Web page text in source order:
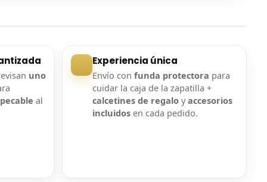
uno
al
Experiencia única
Envío confunda protectora para
cuidar la caja de la zapatilla +
calcetines de regalo yaccesorios
incluidos en cada pedido.